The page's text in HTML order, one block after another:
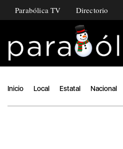
Parabólica TV Directorio
Inicio Local Estatal Nacional